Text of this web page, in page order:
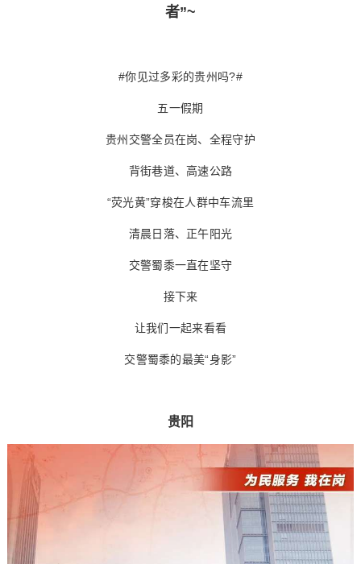
者”~
#你见过多彩的贵州吗?#
五一假期
贵州交警全员在岗、全程守护
背街巷道、高速公路
“荧光黄”穿梭在人群中车流里
清晨日落、正午阳光
交警蜀黍一直在坚守
接下来
让我们一起来看看
交警蜀黍的最美“身影”
贵阳